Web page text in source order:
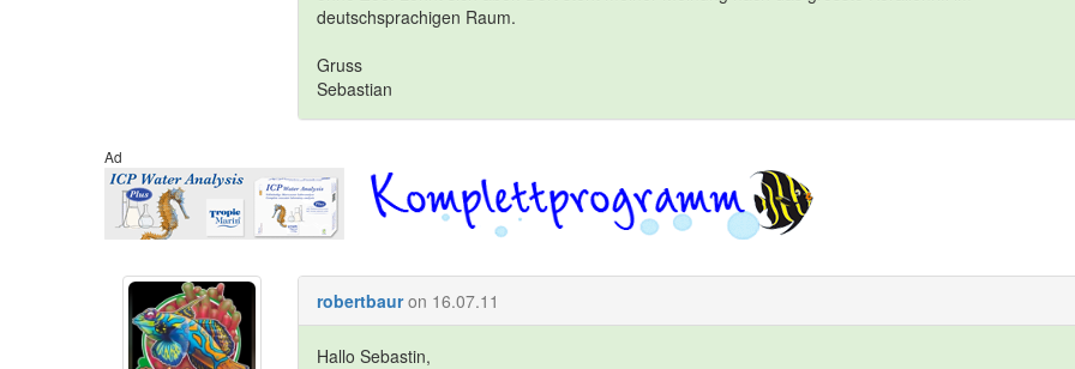
deutschsprachigen Raum.
Gruss
Sebastian
Ad
robertbaur on 16.07.11
Hallo Sebastin,